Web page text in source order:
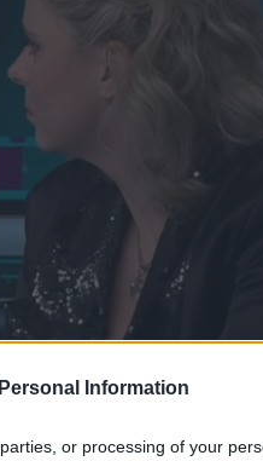
Information
or processing of your